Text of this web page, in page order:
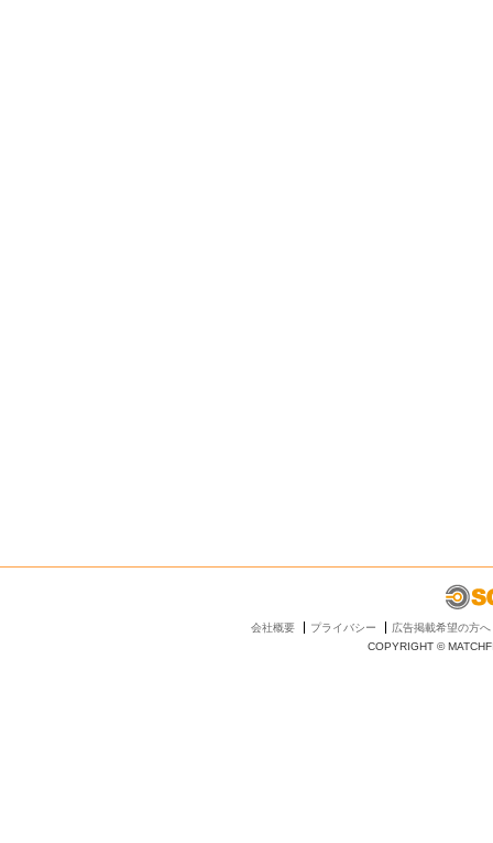
会社概要 プライバシー
広告掲載希望の方へ
COPYRIGHT ©